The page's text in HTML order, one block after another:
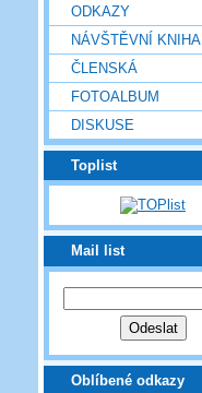
ODKAZY
NÁVŠTĚVNÍ KNIHA
ČLENSKÁ
FOTOALBUM
DISKUSE
Toplist
Mail list
Oblíbené odkazy